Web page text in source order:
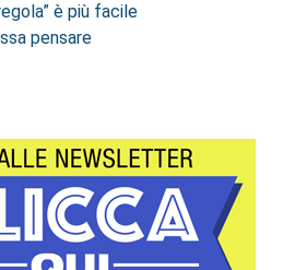
è più facile
pensare